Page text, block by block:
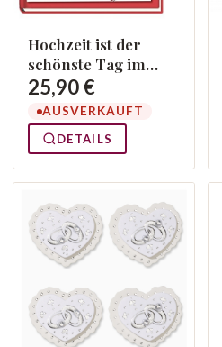
Hochzeit ist der
schönste Tag im
Leben - Das
besondere
Gästebuch
25,90 €
AUSVERKAUFT
DETAILS